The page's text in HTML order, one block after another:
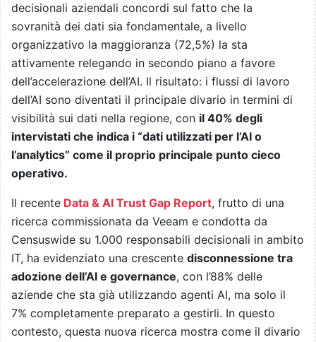
decisionali aziendali concordi sul fatto che la
sovranità dei dati sia fondamentale, a livello
organizzativo la maggioranza (72,5%) la sta
attivamente relegando in secondo piano a favore
dell’accelerazione dell’AI. Il risultato: i flussi di lavoro
dell’AI sono diventati il principale divario in termini di
visibilità sui dati nella regione, con il 40% degli
intervistati che indica i “dati utilizzati per l’AI o
l’analytics” come il proprio principale punto cieco
operativo.
Il recente Data & AI Trust Gap Report, frutto di una
ricerca commissionata da Veeam e condotta da
Censuswide su 1.000 responsabili decisionali in ambito
IT, ha evidenziato una crescente disconnessione tra
adozione dell’AI e governance, con l’88% delle
aziende che sta già utilizzando agenti AI, ma solo il
7% completamente preparato a gestirli. In questo
contesto, questa nuova ricerca mostra come il divario